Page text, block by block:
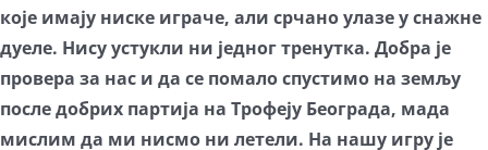
које имају ниске играче, али срчано улазе у снажне
дуеле. Нису устукли ни једног тренутка. Добра је
провера за нас и да се помало спустимо на земљу
после добрих партија на Трофеју Београда, мада
мислим да ми нисмо ни летели. На нашу игру је